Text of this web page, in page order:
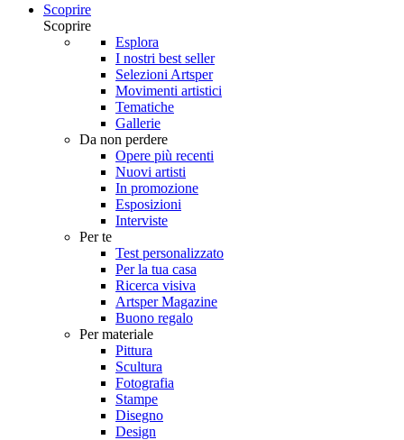
Scoprire
Scoprire
Esplora
I nostri best seller
Selezioni Artsper
Movimenti artistici
Tematiche
Gallerie
Da non perdere
Opere più recenti
Nuovi artisti
In promozione
Esposizioni
Interviste
Per te
Test personalizzato
Per la tua casa
Ricerca visiva
Artsper Magazine
Buono regalo
Per materiale
Pittura
Scultura
Fotografia
Stampe
Disegno
Design